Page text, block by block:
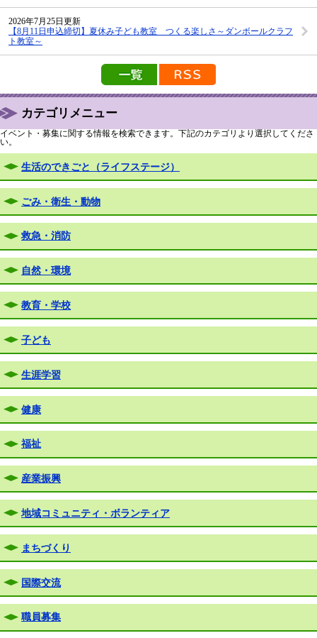
2026年7月25日更新
【8月11日申込締切】夏休み子ども教室 つくる楽しさ～ダンボールクラフ
ト教室～
カテゴリメニュー
イベント・募集に関する情報を検索できます。下記のカテゴリより選択してくださ
い。
生活のできごと（ライフステージ）
ごみ・衛生・動物
救急・消防
自然・環境
教育・学校
子ども
生涯学習
健康
福祉
産業振興
地域コミュニティ・ボランティア
まちづくり
国際交流
職員募集